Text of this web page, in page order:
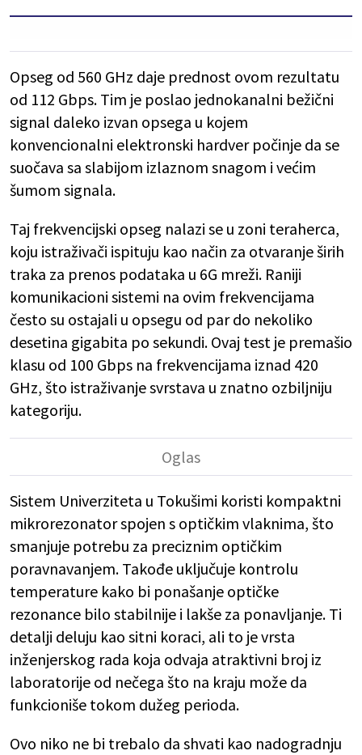
Opseg od 560 GHz daje prednost ovom rezultatu
od 112 Gbps. Tim je poslao jednokanalni bežični
signal daleko izvan opsega u kojem
konvencionalni elektronski hardver počinje da se
suočava sa slabijom izlaznom snagom i većim
šumom signala.
Taj frekvencijski opseg nalazi se u zoni teraherca,
koju istraživači ispituju kao način za otvaranje širih
traka za prenos podataka u 6G mreži. Raniji
komunikacioni sistemi na ovim frekvencijama
često su ostajali u opsegu od par do nekoliko
desetina gigabita po sekundi. Ovaj test je premašio
klasu od 100 Gbps na frekvencijama iznad 420
GHz, što istraživanje svrstava u znatno ozbiljniju
kategoriju.
Sistem Univerziteta u Tokušimi koristi kompaktni
mikrorezonator spojen s optičkim vlaknima, što
smanjuje potrebu za preciznim optičkim
poravnavanjem. Takođe uključuje kontrolu
temperature kako bi ponašanje optičke
rezonance bilo stabilnije i lakše za ponavljanje. Ti
detalji deluju kao sitni koraci, ali to je vrsta
inženjerskog rada koja odvaja atraktivni broj iz
laboratorije od nečega što na kraju može da
funkcioniše tokom dužeg perioda.
Ovo niko ne bi trebalo da shvati kao nadogradnju